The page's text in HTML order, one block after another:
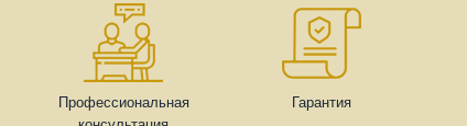
Профессиональная
Гарантия